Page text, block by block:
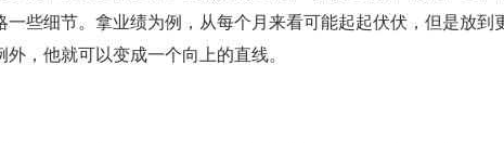
一些细节。拿业绩为例，从每个月来看可能起起伏伏，但是放到
，他就可以变成一个向上的直线。